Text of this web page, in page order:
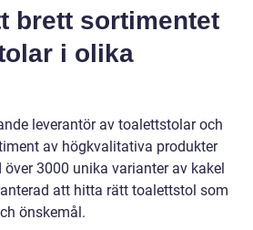
brett sortimentet
i olika
leverantör av toalettstolar och
av högkvalitativa produkter
3000 unika varianter av kakel
att hitta rätt toalettstol som
önskemål.